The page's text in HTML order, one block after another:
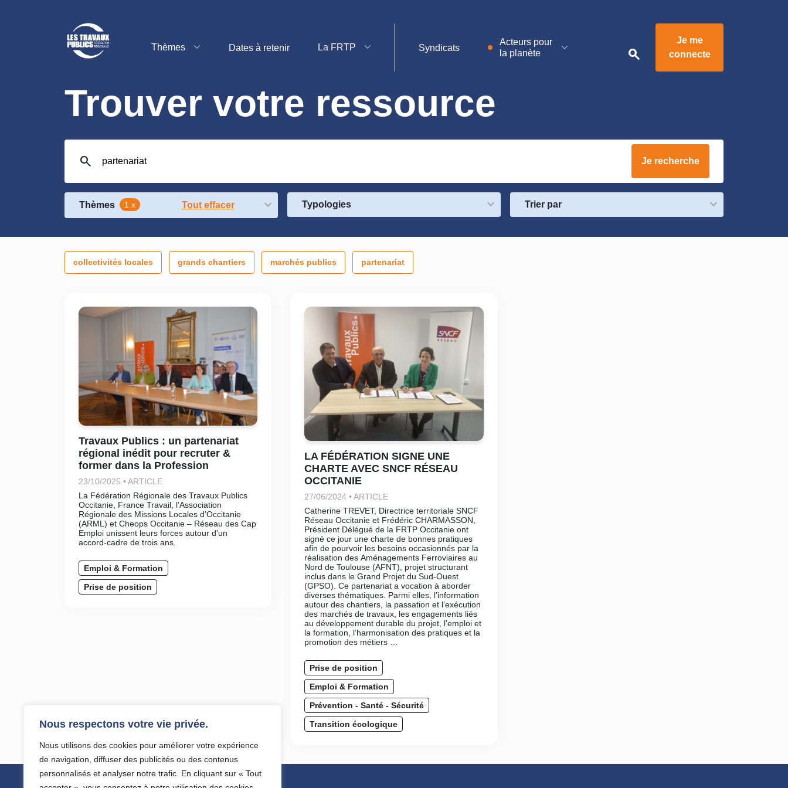
Nous respectons votre vie privée.
Nous utilisons des cookies pour améliorer votre expérience
de navigation, diffuser des publicités ou des contenus
personnalisés et analyser notre trafic. En cliquant sur « Tout
Thèmes Dates à retenir La FRTP Syndicats
Acteurs pour
la planète
search
Je me
connecte
Trouver votre ressource
search Je recherche
Thèmes 1 x Tout effacer Typologies Trier par
collectivités locales grands chantiers marchés publics partenariat
Travaux Publics : un partenariat
régional inédit pour recruter &
former dans la Profession
23/10/2025 • ARTICLE
La Fédération Régionale des Travaux Publics
Occitanie, France Travail, l’Association
Régionale des Missions Locales d’Occitanie
(ARML) et Cheops Occitanie – Réseau des Cap
Emploi unissent leurs forces autour d’un
accord-cadre de trois ans.
Emploi & Formation
Prise de position
LA FÉDÉRATION SIGNE UNE
CHARTE AVEC SNCF RÉSEAU
OCCITANIE
27/06/2024 • ARTICLE
Catherine TREVET, Directrice territoriale SNCF
Réseau Occitanie et Frédéric CHARMASSON,
Président Délégué de la FRTP Occitanie ont
signé ce jour une charte de bonnes pratiques
afin de pourvoir les besoins occasionnés par la
réalisation des Aménagements Ferroviaires au
Nord de Toulouse (AFNT), projet structurant
inclus dans le Grand Projet du Sud-Ouest
(GPSO). Ce partenariat a vocation à aborder
diverses thématiques. Parmi elles, l’information
autour des chantiers, la passation et l’exécution
des marchés de travaux, les engagements liés
au développement durable du projet, l’emploi et
la formation, l’harmonisation des pratiques et la
promotion des métiers …
Prise de position
Emploi & Formation
Prévention - Santé - Sécurité
Transition écologique